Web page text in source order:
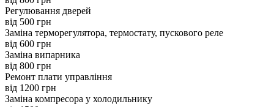
Регулювання дверей
вiд 500 грн
Заміна терморегулятора, термостату, пускового реле
вiд 600 грн
Заміна випарника
вiд 800 грн
Ремонт плати управління
вiд 1200 грн
Заміна компресора у холодильнику